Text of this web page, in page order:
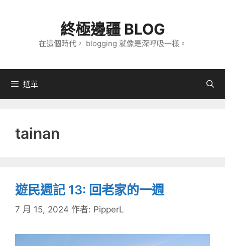
內
終極邊疆 BLOG
在這個時代， blogging 就像是深呼吸一樣。
選單
tainan
遊民週記 13: 回老家的一週
7 月 15, 2024 作者: PipperL